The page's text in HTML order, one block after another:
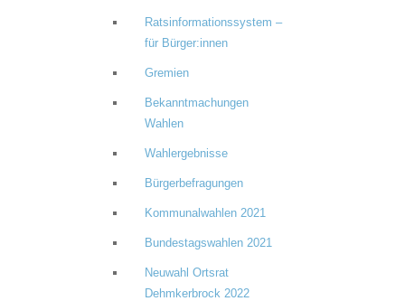
Ratsinformationssystem –
für Bürger:innen
Gremien
Bekanntmachungen
Wahlen
Wahlergebnisse
Bürgerbefragungen
Kommunalwahlen 2021
Bundestagswahlen 2021
Neuwahl Ortsrat
Dehmkerbrock 2022